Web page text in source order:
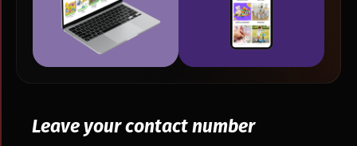
Leave your contact number